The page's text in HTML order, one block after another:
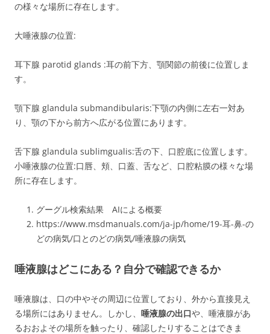
の様々な場所に存在します。
大唾液腺の位置:
耳下腺 parotid glands :耳の前下方、顎関節の前後に位置しま
す。
顎下腺 glandula submandibularis:下顎の内側に左右一対あ
り、顎の下から前方へ広がる位置にあります。
舌下腺 glandula sublimgualis:舌の下、口腔底に位置します。
小唾液腺の位置:口唇、頬、口蓋、舌など、口腔粘膜の様々な場
所に存在します。
グーグル検索結果 AIによる概要
https://www.msdmanuals.com/ja-jp/home/19-耳-鼻-の
どの病気/口とのどの病気/唾液腺の病気
唾液腺はどこにある？自分で確認できるか
唾液腺は、口の中やその周辺に位置しており、外から直接見え
る場所にはありません。しかし、 唾液腺の出口や、唾液腺があ
るおおよその場所を触ったり、確認したりすることはできま